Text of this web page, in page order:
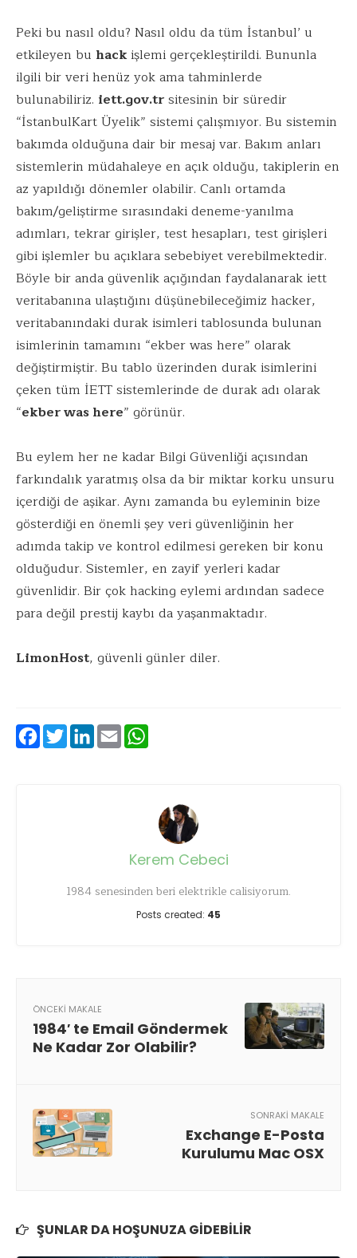
Peki bu nasıl oldu? Nasıl oldu da tüm İstanbul’ u
etkileyen bu hackişlemi gerçekleştirildi. Bununla
ilgili bir veri henüz yok ama tahminlerde
bulunabiliriz. iett.gov.trsitesinin bir süredir
“İstanbulKart Üyelik” sistemi çalışmıyor. Bu sistemin
bakımda olduğuna dair bir mesaj var. Bakım anları
sistemlerin müdahaleye en açık olduğu, takiplerin en
az yapıldığı dönemler olabilir. Canlı ortamda
bakım/geliştirme sırasındaki deneme-yanılma
adımları, tekrar girişler, test hesapları, test girişleri
gibi işlemler bu açıklara sebebiyet verebilmektedir.
Böyle bir anda güvenlik açığından faydalanarak iett
veritabanına ulaştığını düşünebileceğimiz hacker,
veritabanındaki durak isimleri tablosunda bulunan
isimlerinin tamamını “ekber was here” olarak
değiştirmiştir. Bu tablo üzerinden durak isimlerini
çeken tüm İETT sistemlerinde de durak adı olarak
“ekber was here” görünür.
Bu eylem her ne kadar Bilgi Güvenliği açısından
farkındalık yaratmış olsa da bir miktar korku unsuru
içerdiği de aşikar. Aynı zamanda bu eyleminin bize
gösterdiği en önemli şey veri güvenliğinin her
adımda takip ve kontrol edilmesi gereken bir konu
olduğudur. Sistemler, en zayif yerleri kadar
güvenlidir. Bir çok hacking eylemi ardından sadece
para değil prestij kaybı da yaşanmaktadır.
LimonHost, güvenli günler diler.
Facebook
Twitter
LinkedIn
Email
Kerem Cebeci
1984 senesinden beri elektrikle calisiyorum.
Posts created: 45
ÖNCEKI MAKALE
1984′ te Email Göndermek
Ne Kadar Zor Olabilir?
SONRAKI MAKALE
Exchange E-Posta
Kurulumu Mac OSX
ŞUNLAR DA HOŞUNUZA GIDEBILIR